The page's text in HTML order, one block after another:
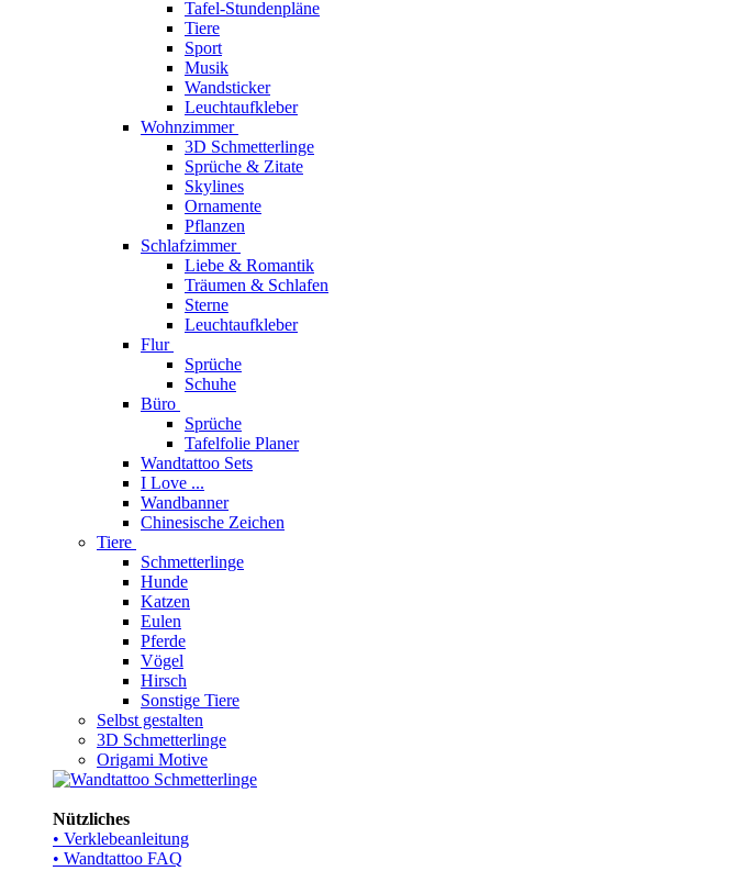
Tafel-Stundenpläne
Tiere
Sport
Musik
Wandsticker
Leuchtaufkleber
Wohnzimmer
3D Schmetterlinge
Sprüche & Zitate
Skylines
Ornamente
Pflanzen
Schlafzimmer
Liebe & Romantik
Träumen & Schlafen
Sterne
Leuchtaufkleber
Flur
Sprüche
Schuhe
Büro
Sprüche
Tafelfolie Planer
Wandtattoo Sets
I Love ...
Wandbanner
Chinesische Zeichen
Tiere
Schmetterlinge
Hunde
Katzen
Eulen
Pferde
Vögel
Hirsch
Sonstige Tiere
Selbst gestalten
3D Schmetterlinge
Origami Motive
Nützliches
• Verklebeanleitung
• Wandtattoo FAQ